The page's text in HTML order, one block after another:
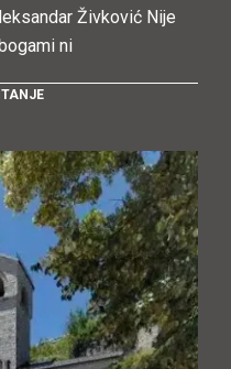
Živković Nije
ni